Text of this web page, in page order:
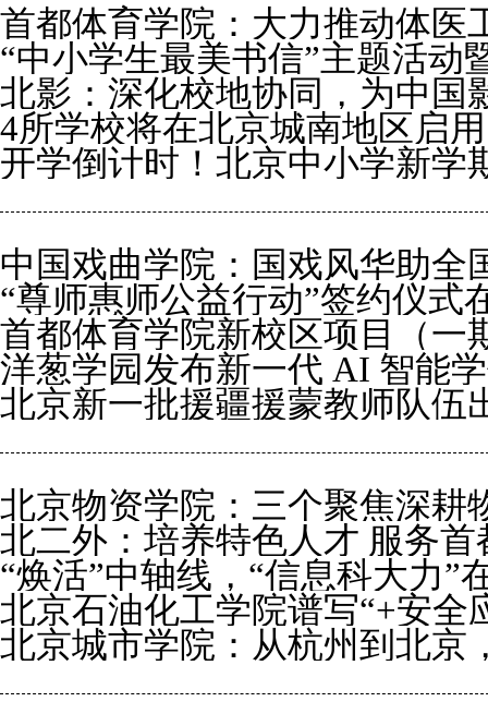
首都体育学院：大力推动体医
“中小学生最美书信”主题活动
时代》新书发布会上在京举办
北影：深化校地协同，为中国
4所学校将在北京城南地区启用
开学倒计时！北京中小学新学
中国戏曲学院：国戏风华助全
“尊师惠师公益行动”签约仪式
首都体育学院新校区项目（一
洋葱学园发布新一代 AI 智能
牌矩阵
北京新一批援疆援蒙教师队伍
北京物资学院：三个聚焦深耕
北二外：培养特色人才 服务
“焕活”中轴线，“信息科大力”
北京石油化工学院谱写“+安全
北京城市学院：从杭州到北京